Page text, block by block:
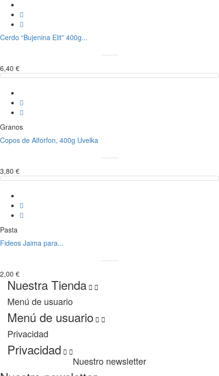
Cerdo “Bujenina Elit” 400g...
6,40 €
Granos
Copos de Alforfon, 400g Uvelka
3,80 €
Pasta
Fideos Jaima para...
2,00 €
Nuestra Tienda  
Menú de usuario
Menú de usuario  
Privacidad
Privacidad  
Nuestro newsletter